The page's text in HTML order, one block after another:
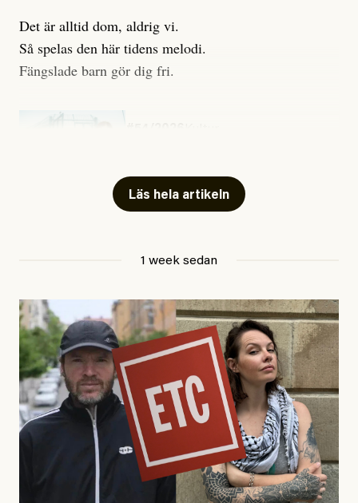
Det är alltid dom, aldrig vi.
Så spelas den här tidens melodi.
Fängslade barn gör dig fri.
Läs hela artikeln
1 week sedan